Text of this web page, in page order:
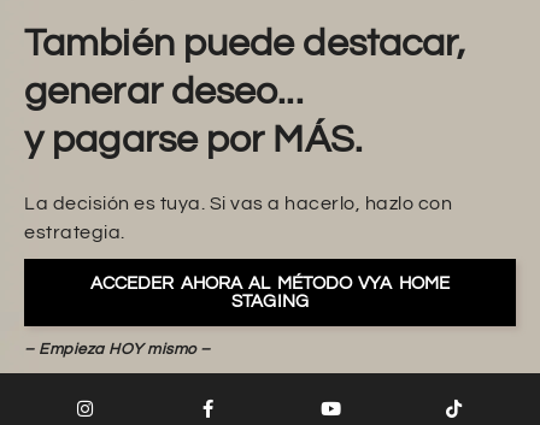
También puede destacar,
generar deseo...
y pagarse por MÁS.
La decisión es tuya. Si vas a hacerlo, hazlo con
estrategia.
ACCEDER AHORA AL MÉTODO VYA HOME
STAGING
– Empieza HOY mismo –